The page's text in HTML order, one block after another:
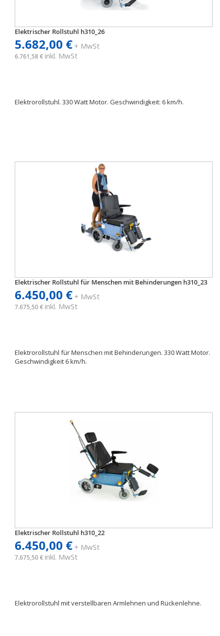
Elektrischer Rollstuhl h310_26
5.682,00 €+ MwSt
6.761,58 € inkl. MwSt
Elektrorollstuhl. 330 Watt Motor. Geschwindigkeit: 6 km/h.
Elektrischer Rollstuhl für Menschen mit Behinderungen h310_23
6.450,00 €+ MwSt
7.675,50 € inkl. MwSt
Elektrorollstuhl für Menschen mit Behinderungen. 330 Watt Motor.
Geschwindigkeit 6 km/h.
Elektrischer Rollstuhl h310_22
6.450,00 €+ MwSt
7.675,50 € inkl. MwSt
Elektrorollstuhl mit verstellbaren Armlehnen und Rückenlehne.